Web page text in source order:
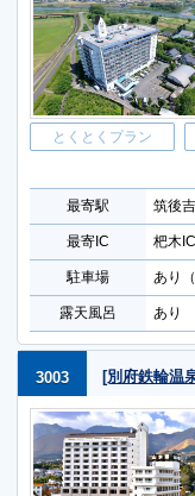
とくとくプラン
最寄駅 筑後
最寄IC 杷木
駐車場 あり
露天風呂 あり
3003 [別府鉄輪温